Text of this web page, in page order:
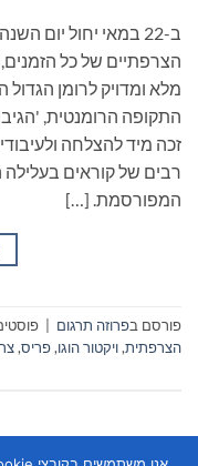
ב-22 במאי יחול יום
הצרפתיים של כל הזמנים,
מלא ומדויק לרומן
זכה מיד להצלחה
רבים של קוראים
המפורסמת. […]
פורסם בפרוזה תרגום
הצרפתית,ויקטור הוגו,פריס,